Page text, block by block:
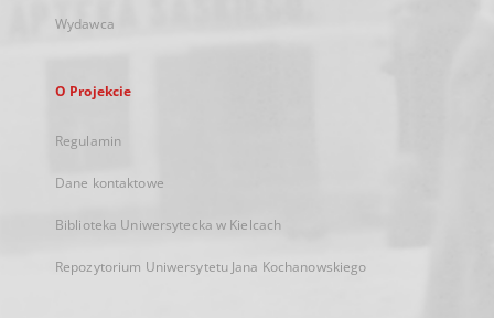
Wydawca
O Projekcie
Regulamin
Dane kontaktowe
Biblioteka Uniwersytecka w Kielcach
Repozytorium Uniwersytetu Jana Kochanowskiego